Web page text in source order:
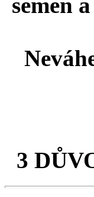
semen
3